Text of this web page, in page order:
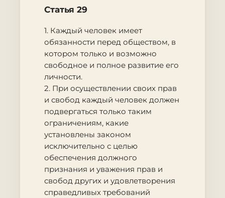
Статья 29
1. Каждый человек имеет
обязанности перед обществом, в
котором только и возможно
свободное и полное развитие его
личности.
2. При осуществлении своих прав
и свобод каждый человек должен
подвергаться только таким
ограничениям, какие
установлены законом
исключительно с целью
обеспечения должного
признания и уважения прав и
свобод других и удовлетворения
справедливых требований